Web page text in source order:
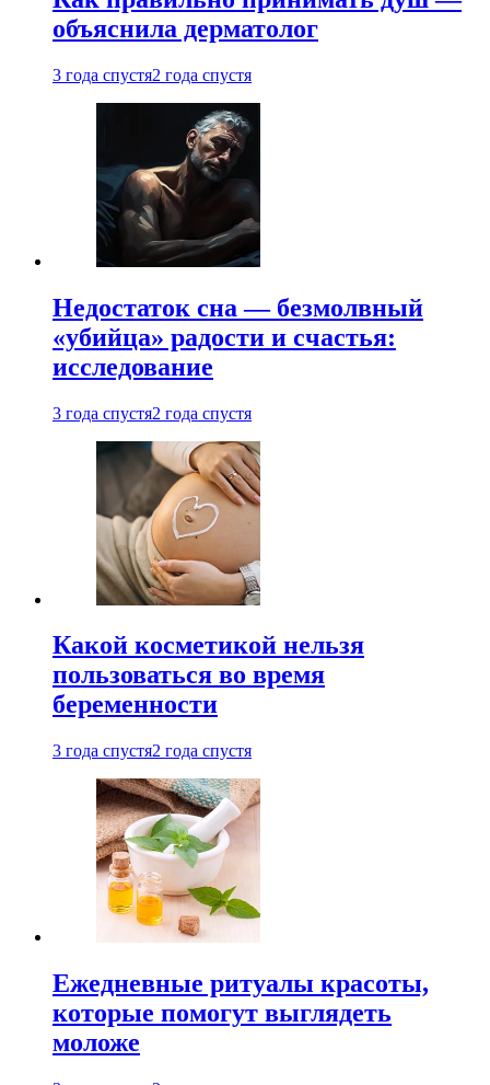
объяснила дерматолог
3 года спустя2 года спустя
Недостаток сна — безмолвный
«убийца» радости и счастья:
исследование
3 года спустя2 года спустя
Какой косметикой нельзя
пользоваться во время
беременности
3 года спустя2 года спустя
Ежедневные ритуалы красоты,
которые помогут выглядеть
моложе